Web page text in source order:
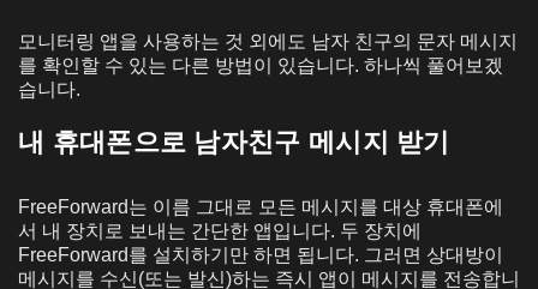
모니터링 앱을 사용하는 것 외에도 남자 친구의 문자 메시지
를 확인할 수 있는 다른 방법이 있습니다. 하나씩 풀어보겠
습니다.
내 휴대폰으로 남자친구 메시지 받기
FreeForward는 이름 그대로 모든 메시지를 대상 휴대폰에
서 내 장치로 보내는 간단한 앱입니다. 두 장치에
FreeForward를 설치하기만 하면 됩니다. 그러면 상대방이
메시지를 수신(또는 발신)하는 즉시 앱이 메시지를 전송합니